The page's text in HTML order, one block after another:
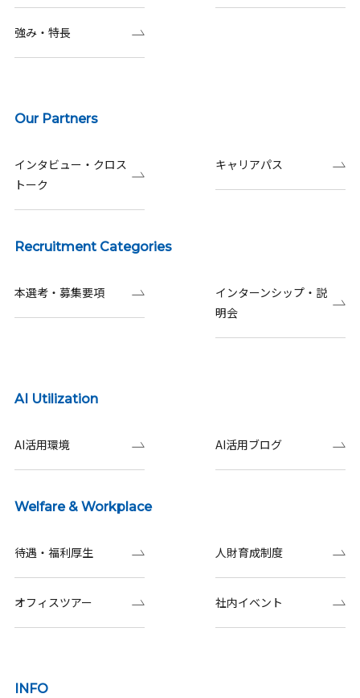
強み・特長
Our Partners
インタビュー・クロス
トーク
キャリアパス
Recruitment Categories
本選考・募集要項
インターンシップ・説
明会
AI Utilization
AI活用環境 AI活用ブログ
Welfare & Workplace
待遇・福利厚生 人財育成制度
オフィスツアー 社内イベント
INFO